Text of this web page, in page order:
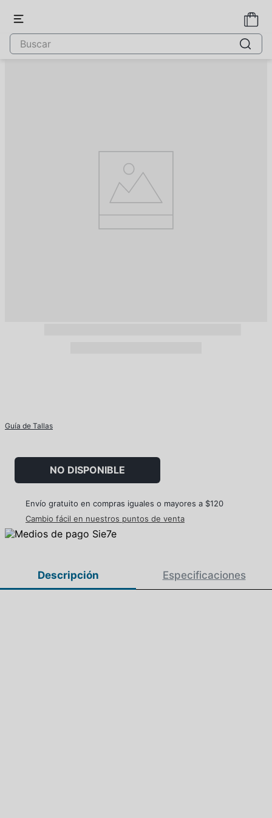
Guía de Tallas
NO DISPONIBLE
Envío gratuito en compras iguales o mayores a $120
Cambio fácil en nuestros puntos de venta
Descripción Especificaciones